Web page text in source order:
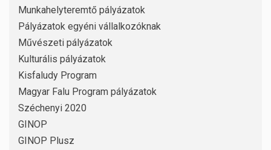
Munkahelyteremtő pályázatok
Pályázatok egyéni vállalkozóknak
Művészeti pályázatok
Kulturális pályázatok
Kisfaludy Program
Magyar Falu Program pályázatok
Széchenyi 2020
GINOP
GINOP Plusz